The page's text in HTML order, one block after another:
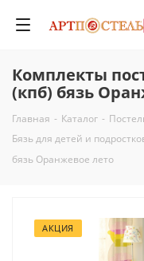
Комплекты
(кпб) бязь
Главная - Каталог -
Бязь для детей и
бязь Оранжевое лето
АКЦИЯ